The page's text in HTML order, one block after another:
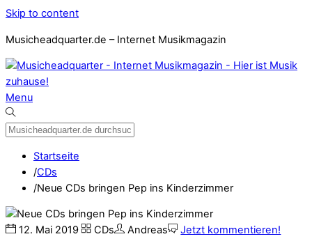
Skip to content
Musicheadquarter.de – Internet Musikmagazin
Menu
Startseite
/CDs
/Neue CDs bringen Pep ins Kinderzimmer
12. Mai 2019 CDs Andreas Jetzt kommentieren!